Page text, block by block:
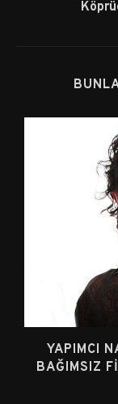
YAPIMCI
BAĞIMSIZ